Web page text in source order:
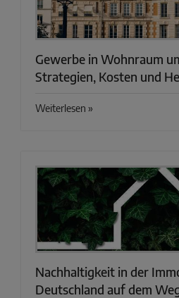
Gewerbe in Wohnraum
Strategien, Kosten und
Weiterlesen »
Nachhaltigkeit in der
Deutschland auf dem